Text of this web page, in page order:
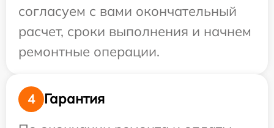
согласуем с вами окончательный
расчет, сроки выполнения и начнем
ремонтные операции.
4
Гарантия